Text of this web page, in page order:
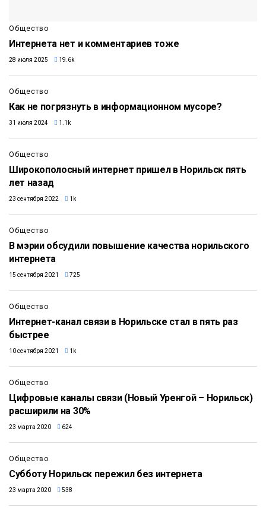
Общество
Интернета нет и комментариев тоже
28 июля 2025 19.6k
Общество
Как не погрязнуть в информационном мусоре?
31 июля 2024 1.1k
Общество
Широкополосный интернет пришел в Норильск пять
лет назад
23 сентября 2022 1k
Общество
В мэрии обсудили повышение качества норильского
интернета
15 сентября 2021 725
Общество
Интернет-канал связи в Норильске стал в пять раз
быстрее
10 сентября 2021 1k
Общество
Цифровые каналы связи (Новый Уренгой – Норильск)
расширили на 30%
23 марта 2020 624
Общество
Субботу Норильск пережил без интернета
23 марта 2020 538